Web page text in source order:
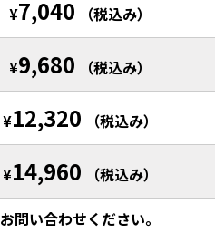
¥7,040 （税込み）
¥9,680 （税込み）
¥12,320 （税込み）
¥14,960 （税込み）
お問い合わせください。